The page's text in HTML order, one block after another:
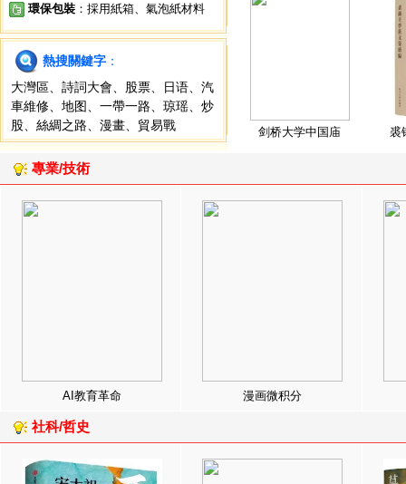
環保包裝 ：採用紙箱、氣泡紙材料
熱搜關鍵字 ：
大灣區
詩詞大會 股票 日语
汽
車維修
地图 一帶一路 琼瑶
炒
股
絲綢之路 漫畫 貿易戰 剑桥大学中国庙 裘
專業/技術
AI教育革命 漫画微积分
社科/哲史